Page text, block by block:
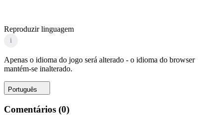
Reproduzir linguagem
i
Apenas o idioma do jogo será alterado - o idioma do browser
mantém-se inalterado.
Português
Comentários (0)